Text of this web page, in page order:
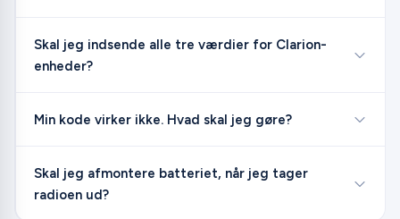
Skal jeg indsende alle tre værdier for Clarion-
enheder?
Min kode virker ikke. Hvad skal jeg gøre?
Skal jeg afmontere batteriet, når jeg tager
radioen ud?